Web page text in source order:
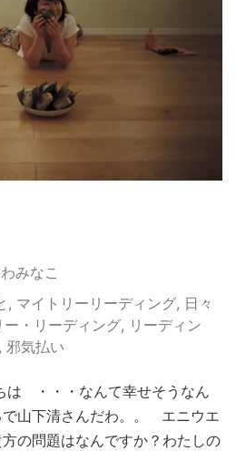
みなこ
, マイトリーリーディング, 日々
ー・リーディング, リーディン
, 邪気払い
は ・・・なんて幸せそうなん
で山下清さんだわ。。 エニウエ
の問題はなんですか？わたしの